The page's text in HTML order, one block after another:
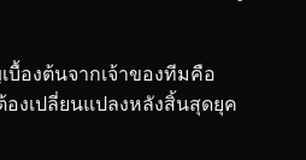
บื้องต้นจากเจ้าของทีมคือ
องเปลี่ยนแปลงหลังสิ้นสุดยุค